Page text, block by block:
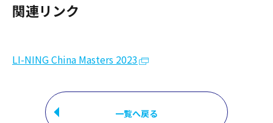
関連リンク
LI-NING China Masters 2023
一覧へ戻る